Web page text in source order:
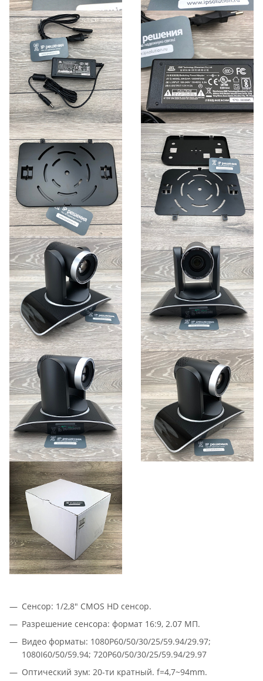
Сенсор: 1/2,8″ CMOS HD сенсор.
Разрешение сенсора: формат 16:9, 2.07 МП.
Видео форматы: 1080P60/50/30/25/59.94/29.97;
1080I60/50/59.94; 720P60/50/30/25/59.94/29.97
Оптический зум: 20-ти кратный. f=4,7~94mm.